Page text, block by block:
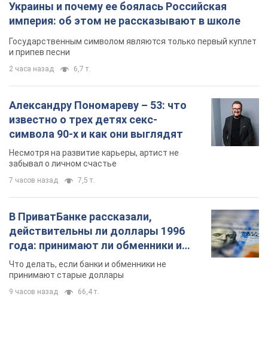
Украины и почему ее боялась Российская
империя: об этом не рассказывают в школе
Государственным символом являются только первый куплет
и припев песни
2 часа назад 6,7 т.
Александру Пономареву – 53: что
известно о трех детях секс-
символа 90-х и как они выглядят
Несмотря на развитие карьеры, артист не
забывал о личном счастье
7 часов назад 7,5 т.
В ПриватБанке рассказали,
действительны ли доллары 1996
года: принимают ли обменники и
банки такие купюры
Что делать, если банки и обменники не
принимают старые доллары
9 часов назад 66,4 т.